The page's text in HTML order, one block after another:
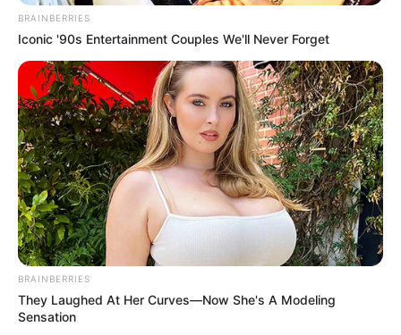
BRAINBERRIES
Iconic '90s Entertainment Couples We'll Never Forget
BRAINBERRIES
They Laughed At Her Curves—Now She's A Modeling
Sensation